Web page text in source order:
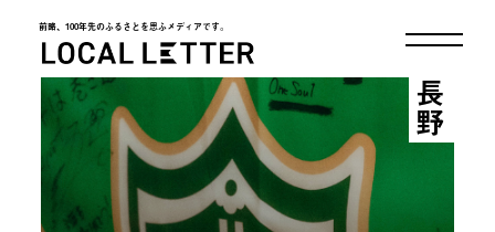
前略、100年先のふるさとを思ふメディアです。
LOCAL LETTER
長野